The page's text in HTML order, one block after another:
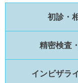
初診・
精密検査
インビザラ